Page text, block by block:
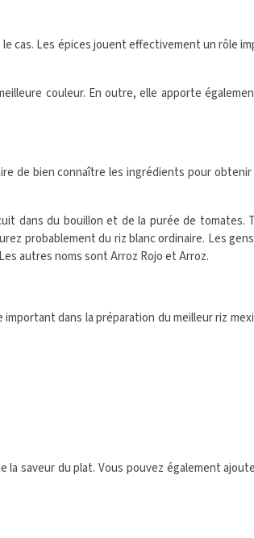
cas. Les épices jouent effectivement un rôle
couleur. En outre, elle apporte
de bien connaître les ingrédients pour
dans du bouillon et de la purée de
probablement du riz blanc ordinaire. Les
autres noms sont Arroz Rojo et Arroz.
dans la préparation du meilleur riz
saveur du plat. Vous pouvez également